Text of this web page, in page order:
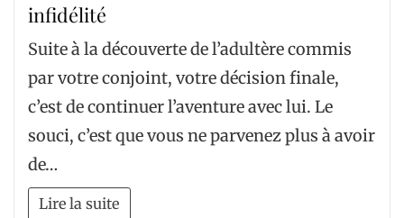
infidélité
Suite à la découverte de l’adultère commis
par votre conjoint, votre décision finale,
c’est de continuer l’aventure avec lui. Le
souci, c’est que vous ne parvenez plus à avoir
de…
Lire la suite